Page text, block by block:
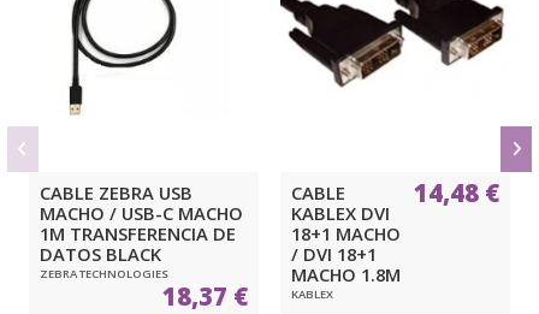
CABLE ZEBRA USB
MACHO / USB-C MACHO
1M TRANSFERENCIA DE
DATOS BLACK
ZEBRA TECHNOLOGIES
18,37 €
CABLE
KABLEX DVI
18+1 MACHO
/ DVI 18+1
MACHO 1.8M
KABLEX
14,48 €